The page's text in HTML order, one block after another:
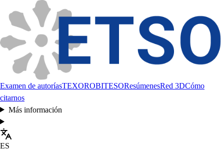
Examen de autoríasTEXOROBITESOResúmenesRed 3DCómo
citarnos
Más información
ES